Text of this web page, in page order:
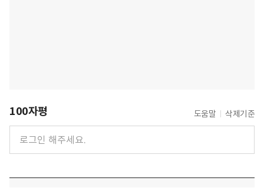
100자평 도움말 삭제기준